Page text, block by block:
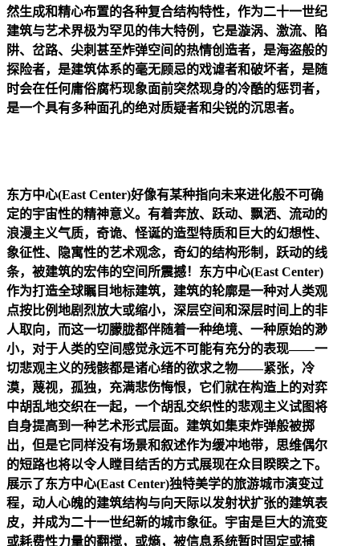
然生成和精心布置的各种复合结构特性，作为二十一世纪
建筑与艺术界极为罕见的伟大特例，它是漩涡、激流、陷
阱、岔路、尖刺甚至炸弹空间的热情创造者，是海盗般的
探险者，是建筑体系的毫无顾忌的戏谑者和破坏者，是随
时会在任何庸俗腐朽现象面前突然现身的冷酷的惩罚者，
是一个具有多种面孔的绝对质疑者和尖锐的沉思者。
东方中心(East Center)好像有某种指向未来进化般不可确
定的宇宙性的精神意义。有着奔放、跃动、飘洒、流动的
浪漫主义气质，奇诡、怪诞的造型特质和巨大的幻想性、
象征性、隐寓性的艺术观念，奇幻的结构形制，跃动的线
条，被建筑的宏伟的空间所震撼！东方中心(East Center)
作为打造全球瞩目地标建筑，建筑的轮廓是一种对人类观
点按比例地剧烈放大或缩小，深层空间和深层时间上的非
人取向，而这一切朦胧都伴随着一种绝境、一种原始的渺
小，对于人类的空间感觉永远不可能有充分的表现——一
切悲观主义的残骸都是诸心绪的欲求之物——紧张，冷
漠，蔑视，孤独，充满悲伤悔恨，它们就在构造上的对弈
中胡乱地交织在一起，一个胡乱交织性的悲观主义试图将
自身提高到一种艺术形式层面。建筑如集束炸弹般被掷
出，但是它同样没有场景和叙述作为缓冲地带，思维偶尔
的短路也将以令人瞠目结舌的方式展现在众目睽睽之下。
展示了东方中心(East Center)独特美学的旅游城市演变过
程，动人心魄的建筑结构与向天际以发射状扩张的建筑表
皮，并成为二十一世纪新的城市象征。宇宙是巨大的流变
或耗费性力量的翻搅，或熵，被信息系统暂时固定或捕